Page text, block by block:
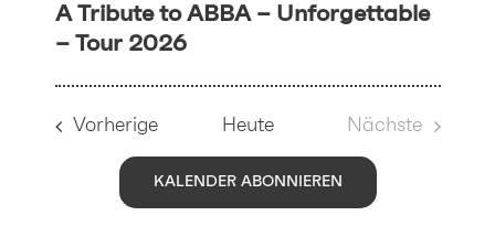
A Tribute to ABBA – Unforgettable
– Tour 2026
VorherigeVeranstaltungen
Heute
Nächste
KALENDER ABONNIEREN